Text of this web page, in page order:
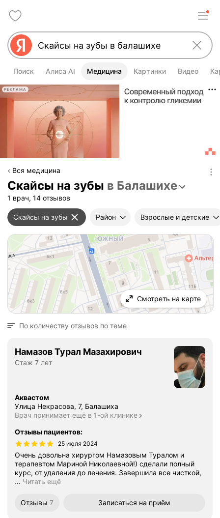
Поиск Алиса AI Медицина Картинки Видео
РЕКЛАМА
Вся медицина
Скайсы на зубы в Балашихе
1 врач, 14 отзывов
Скайсы на зубы Район Взрослые и детские
Смотреть на карте
По количеству отзывов по теме
Намазов Турал Мазахирович
Стаж 7 лет
Аквастом
Улица Некрасова, 7, Балашиха
Врач принимает ещё в 1-ой клинике
Отзывы пациентов:
25 июля 2024
Очень довольна хирургом Намазовым Туралом и
терапевтом Мариной Николаевной!) сделали полный
курс, от удаления до лечения. Завершила все чисткой,
… Читать ещё
Отзывы 7 Записаться на приём